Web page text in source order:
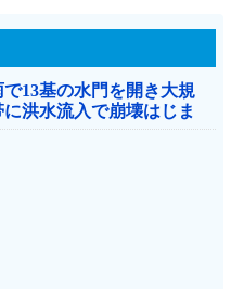
で13基の水門を開き大規
洪水流入で崩壊はじま